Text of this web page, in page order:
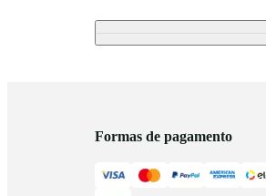
Formas de pagamento